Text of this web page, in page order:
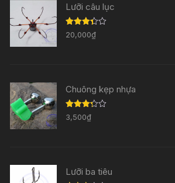
Lưỡi câu lục
Được
xếp
20,000₫
Chuông kẹp nhựa
Được
xếp
3,500₫
Lưỡi ba tiêu